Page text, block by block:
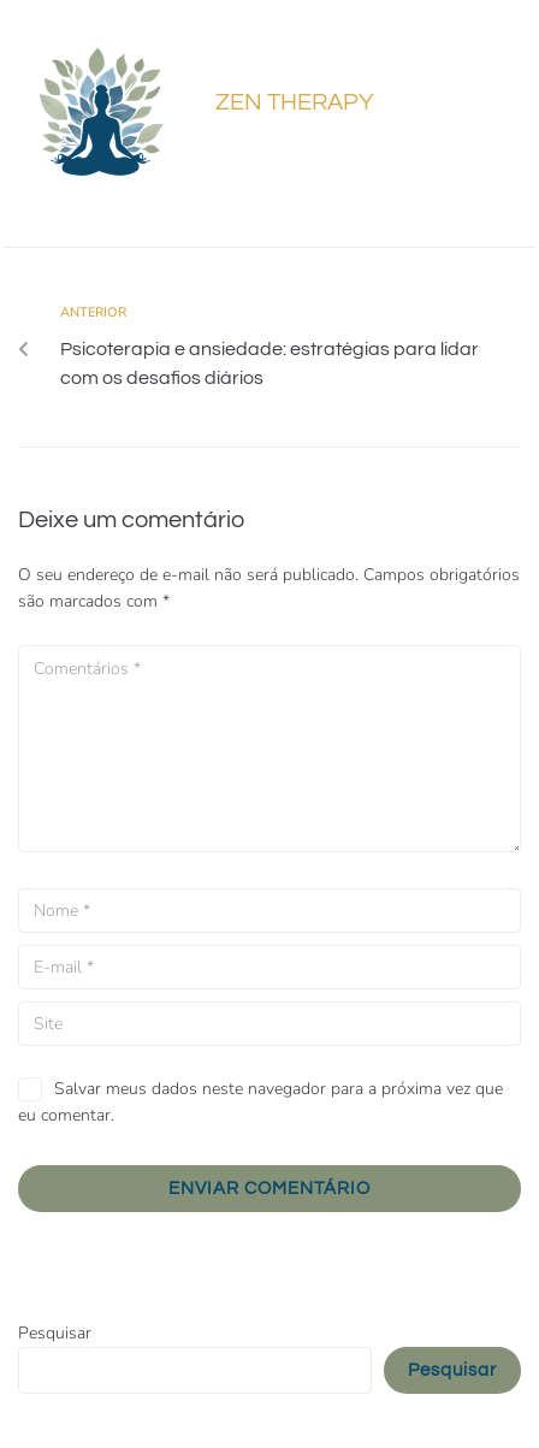
ZEN THERAPY
ANTERIOR
Psicoterapia e ansiedade: estratégias para lidar
com os desafios diários
Deixe um comentário
O seu endereço de e-mail não será publicado. Campos obrigatórios
são marcados com *
Salvar meus dados neste navegador para a próxima vez que
eu comentar.
Pesquisar
Pesquisar